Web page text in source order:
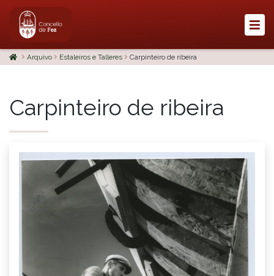
Arquivo Estaleiros e Talleres Carpinteiro de ribeira
Carpinteiro de ribeira